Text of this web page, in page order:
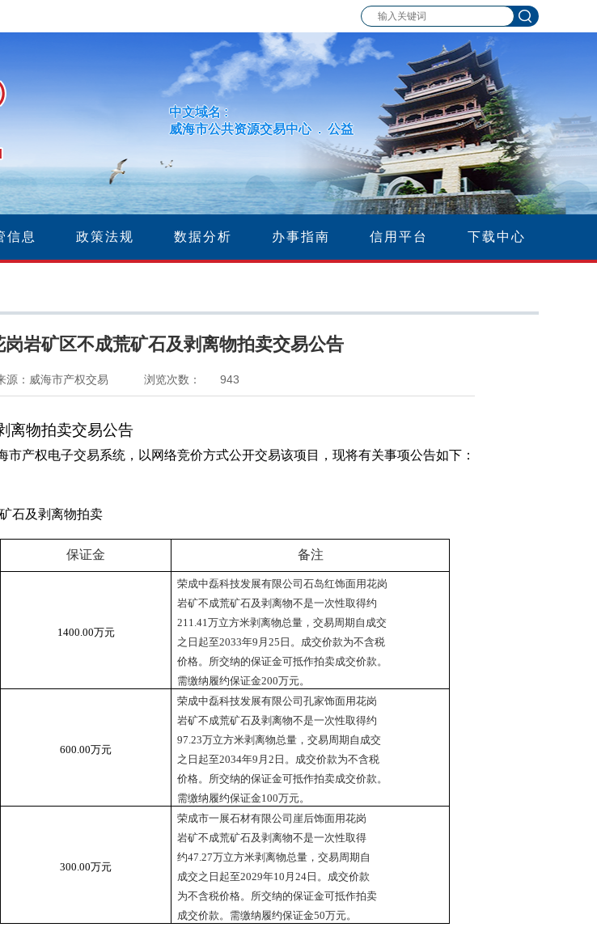
中文域名 :
威海市公共资源交易中心 . 公益
信息 政策法规 数据分析 办事指南 信用平台 下载中心
岩矿区不成荒矿石及剥离物拍卖交易公告
源：威海市产权交易 浏览次数： 943
离物拍卖交易公告
产权电子交易系统，以网络竞价方式公开交易该项目，现将有关事项公告如下：
石及剥离物拍卖
保证金 备注
1400.00万元
荣成中磊科技发展有限公司石岛红饰面用花岗
岩矿不成荒矿石及剥离物不是一次性取得约
211.41万立方米剥离物总量，交易周期自成交
之 日起至2033年9 月25 日。 成交价款为不含税
价格。所交纳的保证金可抵作拍卖成交价款。
需缴纳履约保证金200万元。
600.00万元
荣成中磊科技发展有限公司孔家饰面用花岗
岩矿不成荒矿石及剥离物不是一次性取得约
97.23万立方米剥离物总量，交易周期自成交
之日起至2034年9 月2 日。 成交价款为不含税
价格。所交纳的保证金可抵作拍卖成交价款。
需缴纳履约保证金100万元。
300.00万元
荣成市一展石材有限公司崖后饰面用花岗
岩矿不成荒矿石及剥离物不是一次性取得
约47.27万立方米剥离物总量，交易周期自
成交之日起至2029年10 月24 日。 成交价款
为不含税价格。所交纳的保证金可抵作拍卖
成交价款。需缴纳履约保证金50万元。